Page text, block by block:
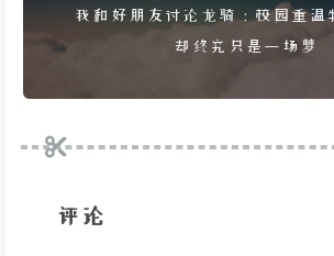
我和好朋友讨论龙骑：校园重温
却终究只是一场梦
评论